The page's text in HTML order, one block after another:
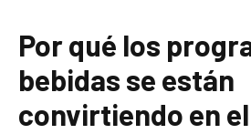
Por qué los
bebidas se están
convirtiendo en